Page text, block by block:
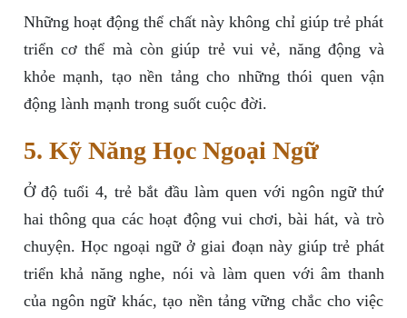
Những hoạt động thể chất này không chỉ giúp trẻ phát
triển cơ thể mà còn giúp trẻ vui vẻ, năng động và
khỏe mạnh, tạo nền tảng cho những thói quen vận
động lành mạnh trong suốt cuộc đời.
5. Kỹ Năng Học Ngoại Ngữ
Ở độ tuổi 4, trẻ bắt đầu làm quen với ngôn ngữ thứ
hai thông qua các hoạt động vui chơi, bài hát, và trò
chuyện. Học ngoại ngữ ở giai đoạn này giúp trẻ phát
triển khả năng nghe, nói và làm quen với âm thanh
của ngôn ngữ khác, tạo nền tảng vững chắc cho việc